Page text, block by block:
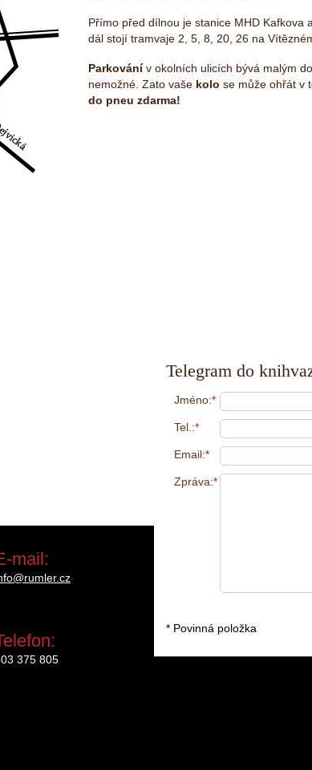
Přímo před dílnou je stanice MHD Kafkova
dál stojí tramvaje 2, 5, 8, 20, 26 na
Parkovánív okolních ulicích bývá malým
nemožné. Zato vaše kolo se může ohřát v
do pneu zdarma!
mail:
375 805
Telegram do
Jméno:*
Tel.:*
Email:*
Zpráva:*
* Povinná položka